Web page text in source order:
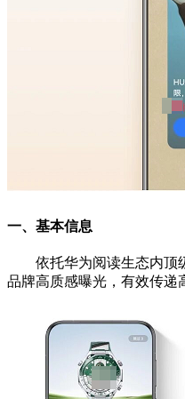
一、基本信息
依托华为阅读生态内顶
品牌高质感曝光，有效传递